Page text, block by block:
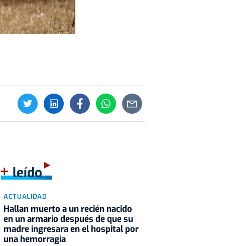
+leído
ACTUALIDAD
Hallan muerto a un recién nacido
en un armario después de que su
madre ingresara en el hospital por
una hemorragia